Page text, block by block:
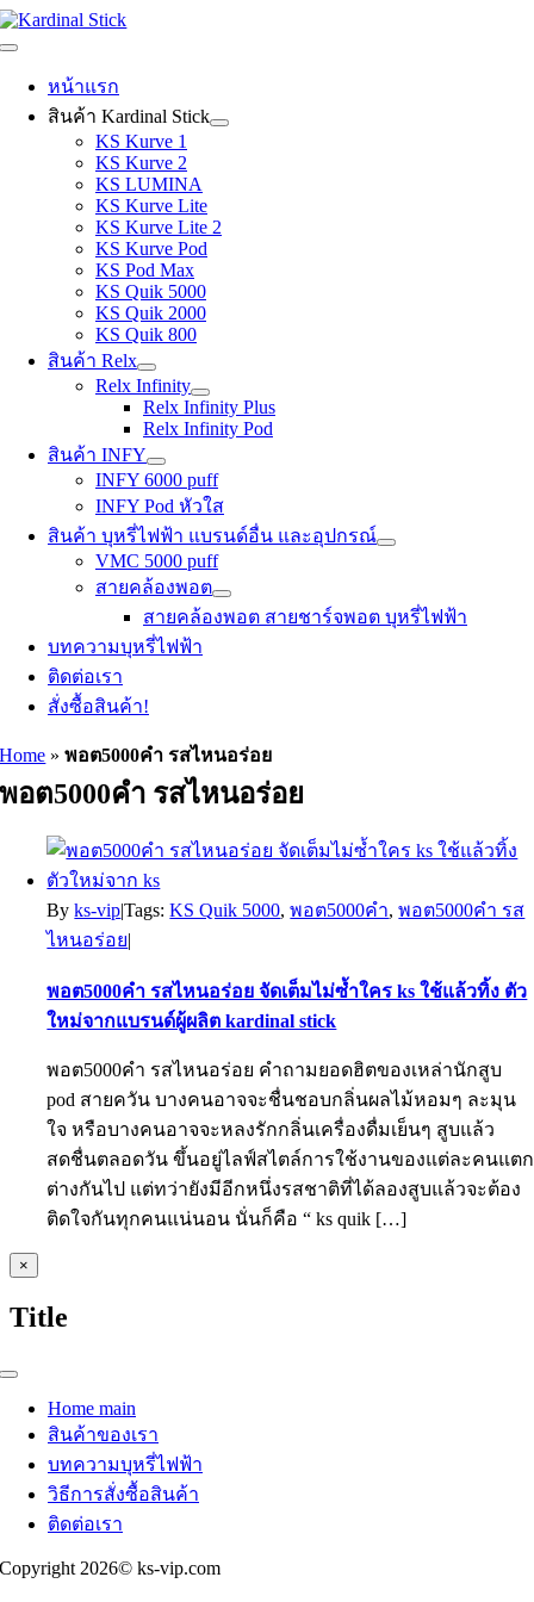
Skip
to
Toggle
Navigation
หน้าแรก
สินค้า Kardinal Stick
KS Kurve 1
KS Kurve 2
KS LUMINA
KS Kurve Lite
KS Kurve Lite 2
KS Kurve Pod
KS Pod Max
KS Quik 5000
KS Quik 2000
KS Quik 800
สินค้า Relx
Relx Infinity
Relx Infinity Plus
Relx Infinity Pod
สินค้า INFY
INFY 6000 puff
INFY Pod หัวใส
สินค้า บุหรี่ไฟฟ้า แบรนด์อื่น และอุปกรณ์
VMC 5000 puff
สายคล้องพอต
สายคล้องพอต สายชาร์จพอต บุหรี่ไฟฟ้า
บทความบุหรี่ไฟฟ้า
ติดต่อเรา
สั่งซื้อสินค้า!
Home »พอต5000คำ รสไหนอร่อย
พอต5000คำ รสไหนอร่อย
Byks-vip|Tags:KS Quik 5000,พอต5000คำ,พอต5000คำ รส
ไหนอร่อย|
พอต5000คำ รสไหนอร่อย จัดเต็มไม่ซ้ำใคร ks ใช้แล้วทิ้ง ตัว
ใหม่จากแบรนด์ผู้ผลิต kardinal stick
พอต5000คำ รสไหนอร่อย คำถามยอดฮิตของเหล่านักสูบ
pod สายควัน บางคนอาจจะชื่นชอบกลิ่นผลไม้หอมๆ ละมุน
ใจ หรือบางคนอาจจะหลงรักกลิ่นเครื่องดื่มเย็นๆ สูบแล้ว
สดชื่นตลอดวัน ขึ้นอยู่ไลฟ์สไตล์การใช้งานของแต่ละคนแตก
ต่างกันไป แต่ทว่ายังมีอีกหนึ่งรสชาติที่ได้ลองสูบแล้วจะต้อง
ติดใจกันทุกคนแน่นอน นั่นก็คือ “ ks quik […]
Close
product
view
×
Title
Toggle
NavigationHome main
สินค้าของเรา
บทความบุหรี่ไฟฟ้า
วิธีการสั่งซื้อสินค้า
ติดต่อเรา
Copyright 2026© ks-vip.com